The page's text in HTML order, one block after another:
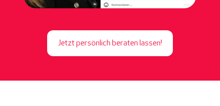
Jetzt persönlich beraten lassen!